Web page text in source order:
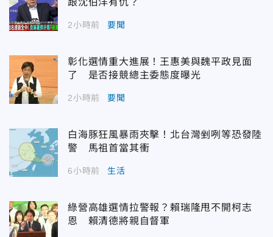
跟沈伯洋有仇？
2小時前 要聞
彰化選情重大進展！王惠美與魏平政見面
了 是否接競總主委態度曝光
2小時前 要聞
白海豚狂風暴雨夾擊！北台灣剉咧等恐發陸
警 馬祖首當其衝
6小時前 生活
綠營高雄選情拉警報？賴瑞隆甩不開柯志
恩 賴清德將親自督軍